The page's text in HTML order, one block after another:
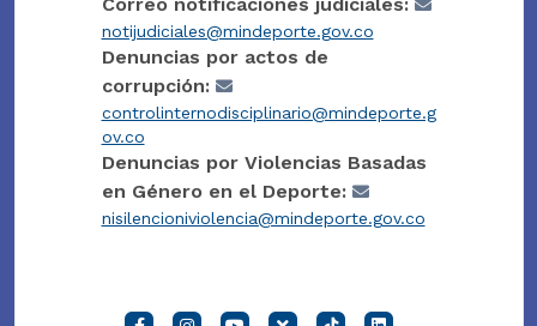
notijudiciales@mindeporte.gov.co
Denuncias por actos de
corrupción:
controlinternodisciplinario@mindeporte.g
ov.co
Denuncias por Violencias Basadas
en Género en el Deporte:
nisilencioniviolencia@mindeporte.gov.co